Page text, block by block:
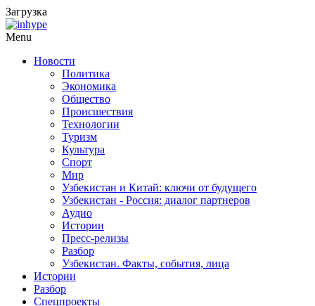
Загрузка
Menu
Новости
Политика
Экономика
Общество
Происшествия
Технологии
Туризм
Культура
Спорт
Мир
Узбекистан и Китай: ключи от будущего
Узбекистан - Россия: диалог партнеров
Аудио
Истории
Пресс-релизы
Разбор
Узбекистан. Факты, события, лица
Истории
Разбор
Спецпроекты